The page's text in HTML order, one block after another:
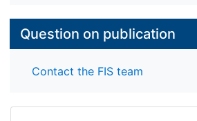
Question on publication
Contact the FIS team